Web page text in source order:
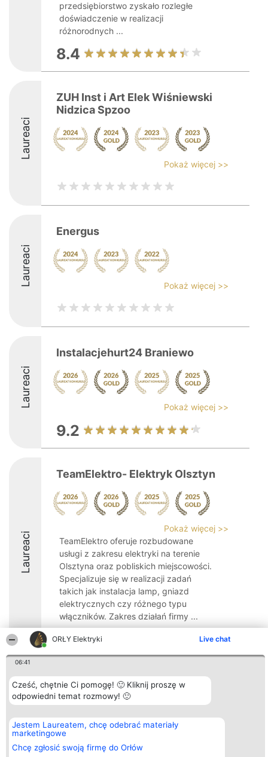
ORŁY Elektryki Live chat
06:41
Cześć, chętnie Ci pomogę! 🙂 Kliknij proszę w
odpowiedni temat rozmowy! 🙂
Jestem Laureatem, chcę odebrać materiały
marketingowe
Chcę zgłosić swoją firmę do Orłów
przedsiębiorstwo zyskało rozległe
doświadczenie w realizacji
różnorodnych ...
8.4
Laureaci
ZUH Inst i Art Elek Wiśniewski
Nidzica Spzoo
Pokaż więcej >>
Laureaci
Energus
Pokaż więcej >>
Laureaci
Instalacjehurt24 Braniewo
Pokaż więcej >>
9.2
Laureaci
TeamElektro- Elektryk Olsztyn
Pokaż więcej >>
TeamElektro oferuje rozbudowane
usługi z zakresu elektryki na terenie
Olsztyna oraz pobliskich miejscowości.
Specjalizuje się w realizacji zadań
takich jak instalacja lamp, gniazd
elektrycznych czy różnego typu
włączników. Zakres działań firmy ...
9
Organizator plebiscytu
Bright Side Solutions sp. z o.
o. sp. k.
ul. Ruska 22
Wrocław 50-079
KRS 0000749100 | Regon
381313360 | NIP 8943132676
+48 508 492 400
Plebiscyt
Laureaci
Lista
wszystkich
Laureatów
Zasady
Polityka
Prywatności
Kontakt
Kontakt